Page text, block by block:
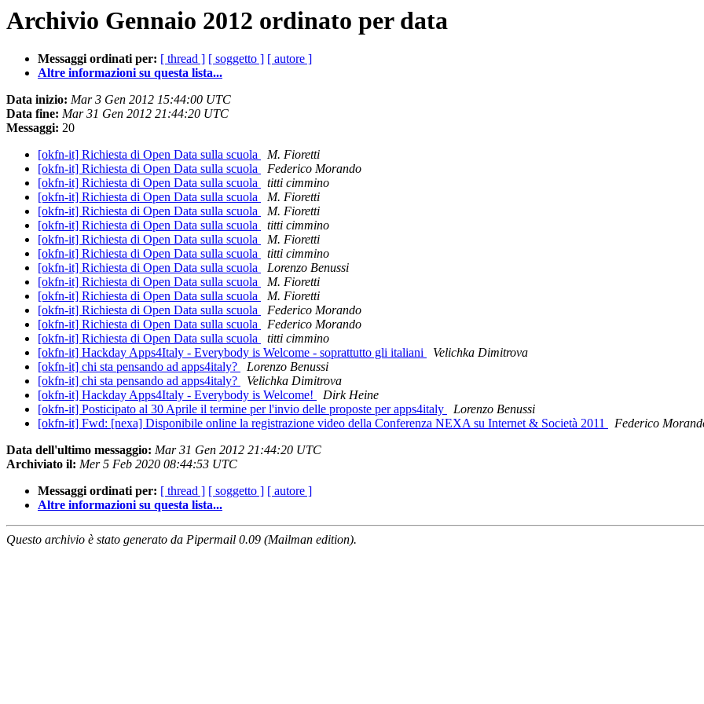
Archivio Gennaio 2012 ordinato per data
Messaggi ordinati per: [ thread ] [ soggetto ] [ autore ]
Altre informazioni su questa lista...
Data inizio: Mar 3 Gen 2012 15:44:00 UTC
Data fine: Mar 31 Gen 2012 21:44:20 UTC
Messaggi: 20
[okfn-it] Richiesta di Open Data sulla scuola
M. Fioretti
[okfn-it] Richiesta di Open Data sulla scuola
Federico Morando
[okfn-it] Richiesta di Open Data sulla scuola
titti cimmino
[okfn-it] Richiesta di Open Data sulla scuola
M. Fioretti
[okfn-it] Richiesta di Open Data sulla scuola
M. Fioretti
[okfn-it] Richiesta di Open Data sulla scuola
titti cimmino
[okfn-it] Richiesta di Open Data sulla scuola
M. Fioretti
[okfn-it] Richiesta di Open Data sulla scuola
titti cimmino
[okfn-it] Richiesta di Open Data sulla scuola
Lorenzo Benussi
[okfn-it] Richiesta di Open Data sulla scuola
M. Fioretti
[okfn-it] Richiesta di Open Data sulla scuola
M. Fioretti
[okfn-it] Richiesta di Open Data sulla scuola
Federico Morando
[okfn-it] Richiesta di Open Data sulla scuola
Federico Morando
[okfn-it] Richiesta di Open Data sulla scuola
titti cimmino
[okfn-it] Hackday Apps4Italy - Everybody is Welcome - soprattutto gli italiani
Velichka Dimitrova
[okfn-it] chi sta pensando ad apps4italy?
Lorenzo Benussi
[okfn-it] chi sta pensando ad apps4italy?
Velichka Dimitrova
[okfn-it] Hackday Apps4Italy - Everybody is Welcome!
Dirk Heine
[okfn-it] Posticipato al 30 Aprile il termine per l'invio delle proposte per apps4italy
Lorenzo Benussi
[okfn-it] Fwd: [nexa] Disponibile online la registrazione video della Conferenza NEXA su Internet & Società 2011
Federico
Data dell'ultimo messaggio: Mar 31 Gen 2012 21:44:20 UTC
Archiviato il: Mer 5 Feb 2020 08:44:53 UTC
Messaggi ordinati per: [ thread ] [ soggetto ] [ autore ]
Altre informazioni su questa lista...
Questo archivio è stato generato da Pipermail 0.09 (Mailman edition).